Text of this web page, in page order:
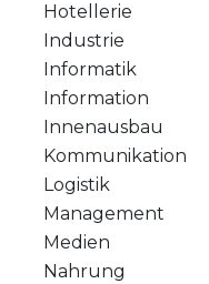
Hotellerie
Industrie
Informatik
Information
Innenausbau
Kommunikation
Logistik
Management
Medien
Nahrung